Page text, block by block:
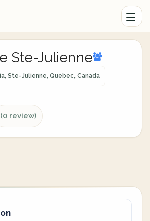
Ste-Julienne
Ste-Julienne, Quebec, Canada
(0 review)